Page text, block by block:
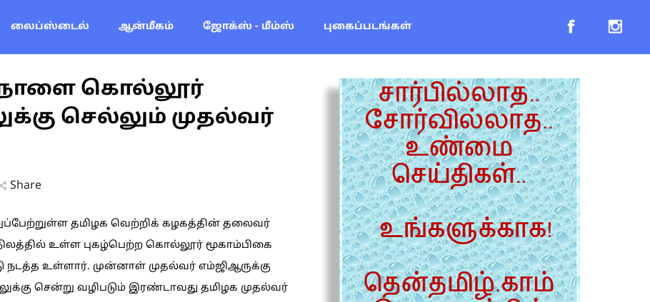
லைப்ஸ்டைல் ஆன்மீகம் ஜோக்ஸ் - மீம்ஸ் புகைப்படங்கள்
கொல்லூர்
செல்லும் முதல்வர்
Share
தமிழக வெற்றிக் கழகத்தின் தலைவர்
உள்ள புகழ்பெற்ற கொல்லூர் மூகாம்பிகை
நடத்த உள்ளார். முன்னாள் முதல்வர் எம்ஜிஆருக்கு
சென்று வழிபடும் இரண்டாவது தமிழக முதல்வர்